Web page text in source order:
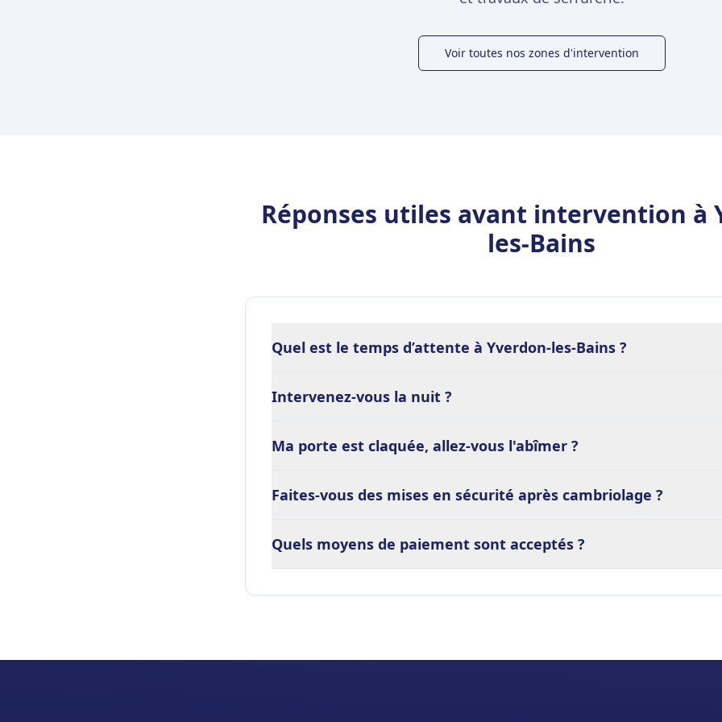
Voir toutes nos zones d'intervention
Réponses utiles avant intervention à
les-Bains
Quel est le temps d’attente à Yverdon-les-Bains ?
Intervenez-vous la nuit ?
Ma porte est claquée, allez-vous l'abîmer ?
Faites-vous des mises en sécurité après cambriolage ?
Quels moyens de paiement sont acceptés ?